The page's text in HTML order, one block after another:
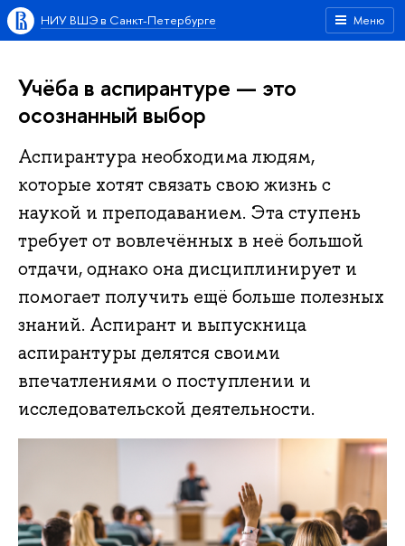
Меню
НИУ ВШЭ в Санкт-Петербурге
Учёба в аспирантуре — это
осознанный выбор
Аспирантура необходима людям,
которые хотят связать свою жизнь с
наукой и преподаванием. Эта ступень
требует от вовлечённых в неё большой
отдачи, однако она дисциплинирует и
помогает получить ещё больше полезных
знаний. Аспирант и выпускница
аспирантуры делятся своими
впечатлениями о поступлении и
исследовательской деятельности.